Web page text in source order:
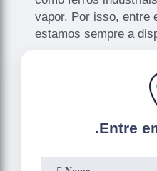
vapor. Por isso, entre
estamos sempre a
.Entre